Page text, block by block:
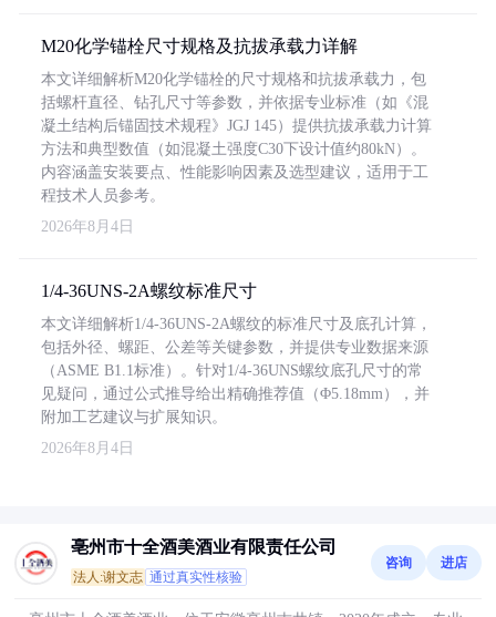
M20化学锚栓尺寸规格及抗拔承载力详解
本文详细解析M20化学锚栓的尺寸规格和抗拔承载力，包
括螺杆直径、钻孔尺寸等参数，并依据专业标准（如《混
凝土结构后锚固技术规程》JGJ 145）提供抗拔承载力计算
方法和典型数值（如混凝土强度C30下设计值约80kN）。
内容涵盖安装要点、性能影响因素及选型建议，适用于工
程技术人员参考。
2026年8月4日
1/4-36UNS-2A螺纹标准尺寸
本文详细解析1/4-36UNS-2A螺纹的标准尺寸及底孔计算，
包括外径、螺距、公差等关键参数，并提供专业数据来源
（ASME B1.1标准）。针对1/4-36UNS螺纹底孔尺寸的常
见疑问，通过公式推导给出精确推荐值（Φ5.18mm），并
附加工艺建议与扩展知识。
2026年8月4日
亳州市十全酒美酒业有限责任公司
法人:谢文志 通过真实性核验
咨询 进店